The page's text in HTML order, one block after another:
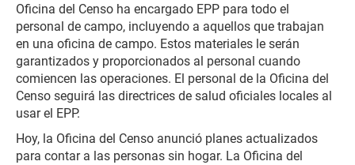
Oficina del Censo ha encargado EPP para todo el
personal de campo, incluyendo a aquellos que trabajan
en una oficina de campo. Estos materiales le serán
garantizados y proporcionados al personal cuando
comiencen las operaciones. El personal de la Oficina del
Censo seguirá las directrices de salud oficiales locales al
usar el EPP.
Hoy, la Oficina del Censo anunció planes actualizados
para contar a las personas sin hogar. La Oficina del